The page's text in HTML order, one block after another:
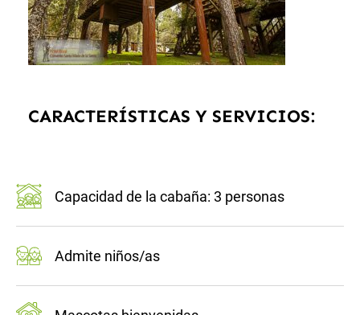
CARACTERÍSTICAS Y SERVICIOS:
Capacidad de la cabaña: 3 personas
Admite niños/as